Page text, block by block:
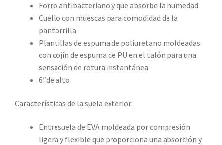
Forro antibacteriano y que absorbe la humedad
Cuello con muescas para comodidad de la
pantorrilla
Plantillas de espuma de poliuretano moldeadas
con cojín de espuma de PU en el talón para una
sensación de rotura instantánea
6″de alto
Características de la suela exterior:
Entresuela de EVA moldeada por compresión
ligera y flexible que proporciona una absorción y